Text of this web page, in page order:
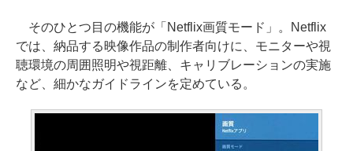
そのひとつ目の機能が「Netflix画質モード」。Netflix
では、納品する映像作品の制作者向けに、モニターや視
聴環境の周囲照明や視距離、キャリブレーションの実施
など、細かなガイドラインを定めている。